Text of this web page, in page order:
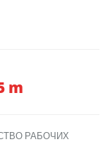
m
РАБОЧИХ